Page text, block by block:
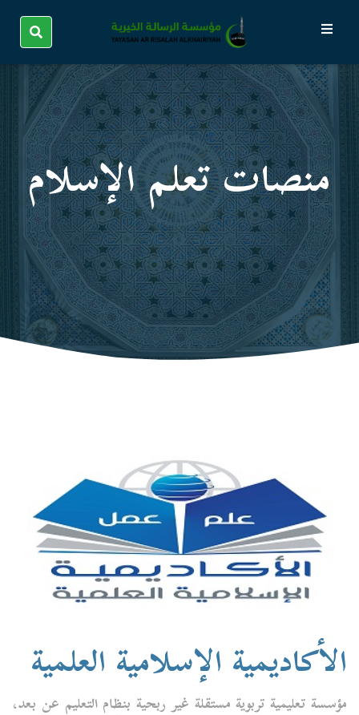
منصات تعلم الإسلام
الأكاديمية الإسلامية العلمية
مؤسسة تعليمية تربوية مستقلة غير ربحية بنظام التعليم عن بعد،